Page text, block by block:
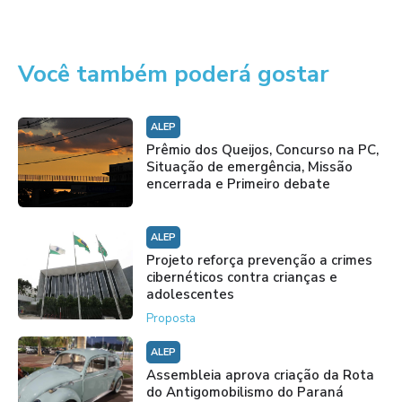
Você também poderá gostar
ALEP
Prêmio dos Queijos, Concurso na PC,
Situação de emergência, Missão
encerrada e Primeiro debate
ALEP
Projeto reforça prevenção a crimes
cibernéticos contra crianças e
adolescentes
Proposta
ALEP
Assembleia aprova criação da Rota
do Antigomobilismo do Paraná